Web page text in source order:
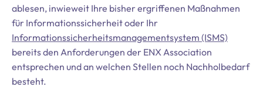
ablesen, inwieweit Ihre bisher ergriffenen Maßnahmen
für Informationssicherheit oder Ihr
Informationssicherheitsmanagementsystem (ISMS)
bereits den Anforderungen der ENX Association
entsprechen und an welchen Stellen noch Nachholbedarf
besteht.